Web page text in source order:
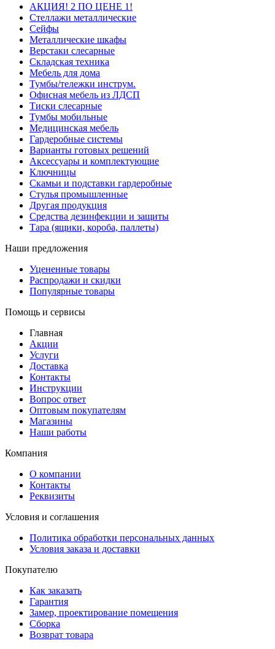
АКЦИЯ! 2 ПО ЦЕНЕ 1!
Стеллажи металлические
Сейфы
Металлические шкафы
Верстаки слесарные
Складская техника
Мебель для дома
Тумбы/тележки инструм.
Офисная мебель из ЛДСП
Тиски слесарные
Тумбы мобильные
Медицинская мебель
Гардеробные системы
Варианты готовых решений
Аксессуары и комплектующие
Ключницы
Скамьи и подставки гардеробные
Стулья промышленные
Другая продукция
Средства дезинфекции и защиты
Тара (ящики, короба, паллеты)
Наши предложения
Уцененные товары
Распродажи и скидки
Популярные товары
Помощь и сервисы
Главная
Акции
Услуги
Доставка
Контакты
Инструкции
Вопрос ответ
Оптовым покупателям
Магазины
Наши работы
Компания
О компании
Контакты
Реквизиты
Условия и соглашения
Политика обработки персональных данных
Условия заказа и доставки
Покупателю
Как заказать
Гарантия
Замер, проектирование помещения
Сборка
Возврат товара